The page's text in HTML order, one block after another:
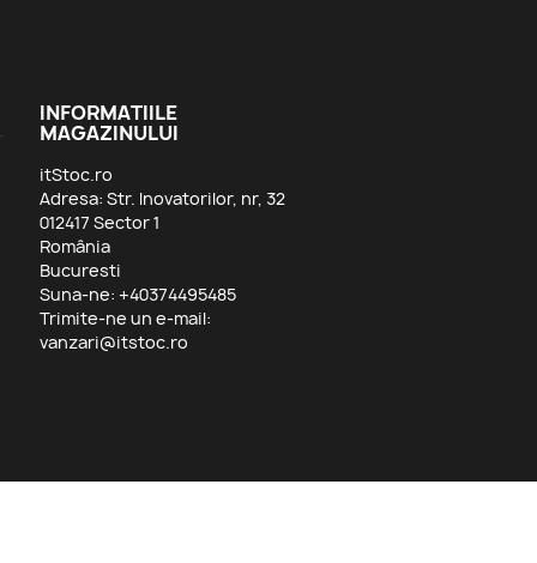
INFORMATIILE
MAGAZINULUI
itStoc.ro
Adresa: Str. Inovatorilor, nr, 32
012417 Sector 1
România
Bucuresti
Suna-ne: +40374495485
Trimite-ne un e-mail:
vanzari@itstoc.ro